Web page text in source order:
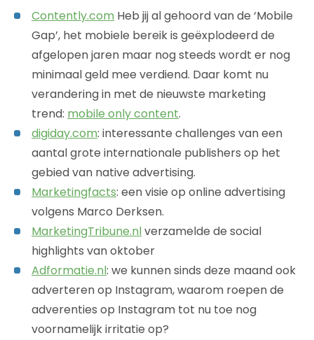
Contently.com Heb jij al gehoord van de ‘Mobile
Gap’, het mobiele bereik is geëxplodeerd de
afgelopen jaren maar nog steeds wordt er nog
minimaal geld mee verdiend. Daar komt nu
verandering in met de nieuwste marketing
trend: mobile only content.
digiday.com: interessante challenges van een
aantal grote internationale publishers op het
gebied van native advertising.
Marketingfacts: een visie op online advertising
volgens Marco Derksen.
MarketingTribune.nlverzamelde de social
highlights van oktober
Adformatie.nl: we kunnen sinds deze maand ook
adverteren op Instagram, waarom roepen de
adverenties op Instagram tot nu toe nog
voornamelijk irritatie op?